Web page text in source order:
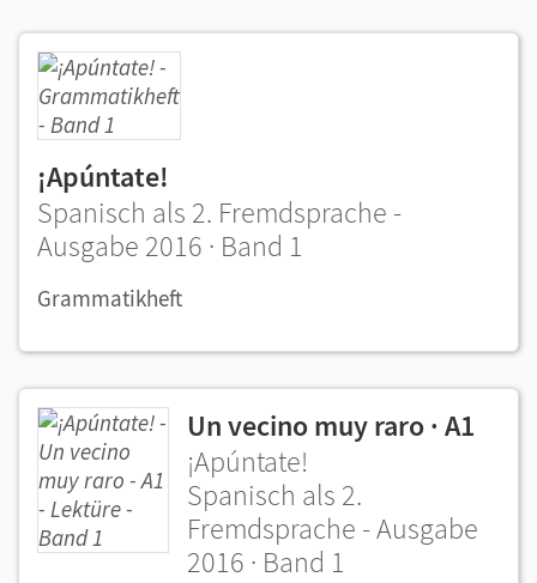
¡Apúntate!
Spanisch als 2. Fremdsprache -
Ausgabe 2016 · Band 1
Grammatikheft
Un vecino muy raro · A1
¡Apúntate!
Spanisch als 2.
Fremdsprache - Ausgabe
2016 · Band 1